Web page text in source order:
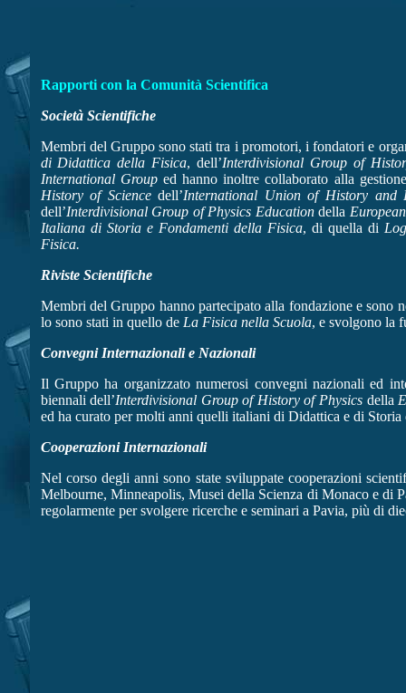
Rapporti con la Comunità Scientifica
Società Scientifiche
Membri del Gruppo sono stati tra i promotori, i fondatori e
di Didattica della Fisica, dell’Interdivisional Group of
International Grouped hanno inoltre collaborato alla
History of Sciencedell’International Union of History and
dell’Interdivisional Group of Physics Educationdella
Italiana di Storia e Fondamenti della Fisica, di quella di
Fisica.
Riviste Scientifiche
Membri del Gruppo hanno partecipato alla fondazione e sono
lo sono stati in quello de La Fisica nella Scuola, e svolgono la
Convegni Internazionali e Nazionali
Il Gruppo ha organizzato numerosi convegni nazionali ed
biennali dell’Interdivisional Group of History of Physics della
ed ha curato per molti anni quelli italiani di Didattica e di
Cooperazioni Internazionali
Nel corso degli anni sono state sviluppate cooperazioni
Melbourne, Minneapolis, Musei della Scienza di Monaco e
regolarmente per svolgere ricerche e seminari a Pavia, più di